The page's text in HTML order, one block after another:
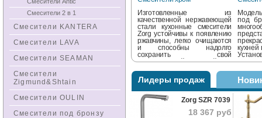
Изготовленные из
качественной нержавеющей
стали кухонные смесители
Zorg устойчивы к появлению
ржавчины, легко очищаются
и способны надолго
сохранить свой
первозданный внешний вид
качества....
под
кухней
дом....
Лидеры продаж
Zorg SZR 7039
18 367 руб
Смесители 2 в 1
Смесители KANTERA
Смесители LAVA
Смесители SEAMAN
Смесители
Zigmund&Shtain
Смесители OULIN
Смесители под бронзу